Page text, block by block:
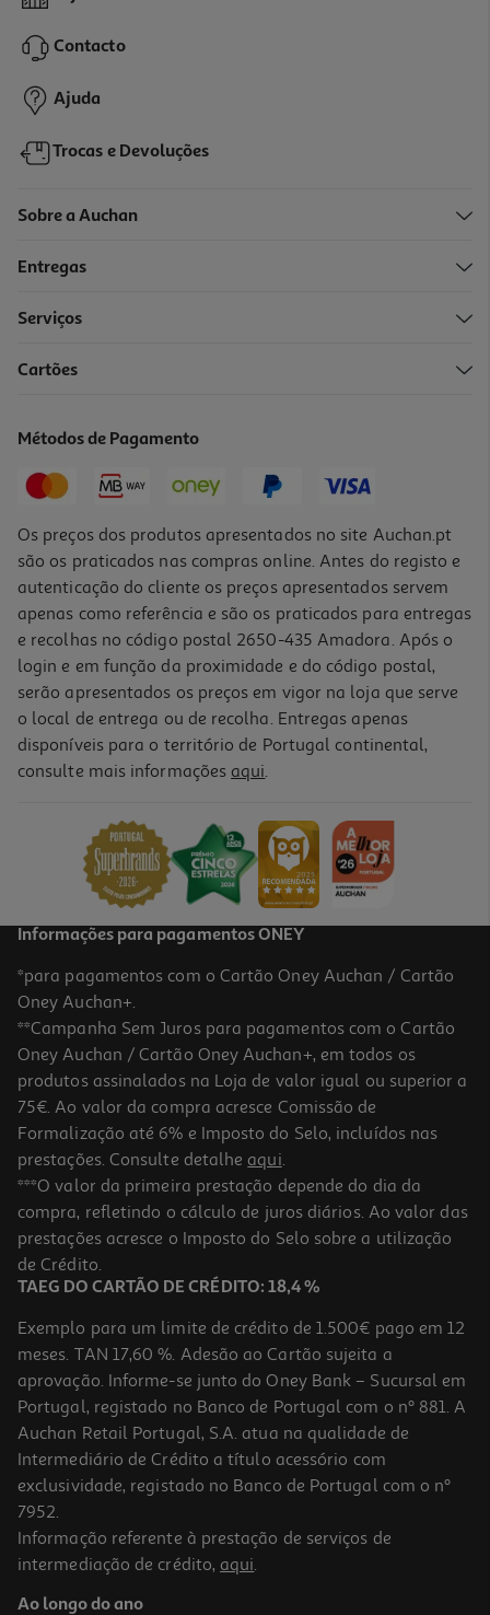
15,99 €
Cesto De Roupa Auchan 40l
12,99 €
Cesto Roupa Lavada Actuel Plástico Reciclado 39l
6.99 €/un
6,99 €
Cesto Roupa Suja Actuel Algodão
7.99 €/un
Contacto
Ajuda
Trocas e Devoluções
Sobre a Auchan
Entregas
Serviços
Cartões
Métodos de Pagamento
Os preços dos produtos apresentados no site Auchan.pt
são os praticados nas compras online. Antes do registo e
autenticação do cliente os preços apresentados servem
apenas como referência e são os praticados para entregas
e recolhas no código postal 2650-435 Amadora. Após o
login e em função da proximidade e do código postal,
serão apresentados os preços em vigor na loja que serve
o local de entrega ou de recolha. Entregas apenas
disponíveis para o território de Portugal continental,
consulte mais informações aqui.
Informações para pagamentos ONEY
*para pagamentos com o Cartão Oney Auchan / Cartão
Oney Auchan+.
**Campanha Sem Juros para pagamentos com o Cartão
Oney Auchan / Cartão Oney Auchan+, em todos os
produtos assinalados na Loja de valor igual ou superior a
75€. Ao valor da compra acresce Comissão de
Formalização até 6% e Imposto do Selo, incluídos nas
prestações. Consulte detalhe aqui.
***O valor da primeira prestação depende do dia da
compra, refletindo o cálculo de juros diários. Ao valor das
prestações acresce o Imposto do Selo sobre a utilização
de Crédito.
TAEG DO CARTÃO DE CRÉDITO: 18,4 %
Exemplo para um limite de crédito de 1.500€ pago em 12
meses. TAN 17,60 %. Adesão ao Cartão sujeita a
aprovação. Informe-se junto do Oney Bank – Sucursal em
Portugal, registado no Banco de Portugal com o nº 881. A
Auchan Retail Portugal, S.A. atua na qualidade de
Intermediário de Crédito a título acessório com
exclusividade, registado no Banco de Portugal com o nº
7952.
Informação referente à prestação de serviços de
intermediação de crédito, aqui.
Ao longo do ano